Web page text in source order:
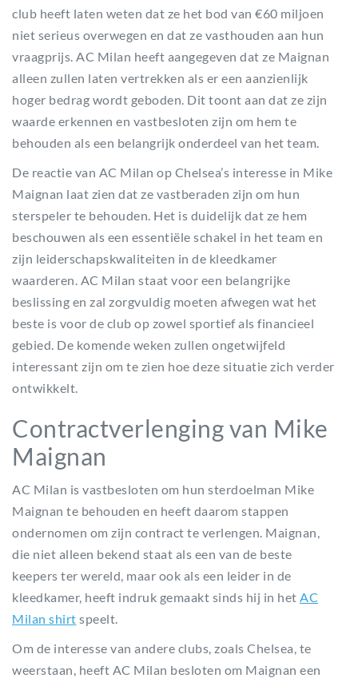
club heeft laten weten dat ze het bod van €60 miljoen
niet serieus overwegen en dat ze vasthouden aan hun
vraagprijs. AC Milan heeft aangegeven dat ze Maignan
alleen zullen laten vertrekken als er een aanzienlijk
hoger bedrag wordt geboden. Dit toont aan dat ze zijn
waarde erkennen en vastbesloten zijn om hem te
behouden als een belangrijk onderdeel van het team.
De reactie van AC Milan op Chelsea’s interesse in Mike
Maignan laat zien dat ze vastberaden zijn om hun
sterspeler te behouden. Het is duidelijk dat ze hem
beschouwen als een essentiële schakel in het team en
zijn leiderschapskwaliteiten in de kleedkamer
waarderen. AC Milan staat voor een belangrijke
beslissing en zal zorgvuldig moeten afwegen wat het
beste is voor de club op zowel sportief als financieel
gebied. De komende weken zullen ongetwijfeld
interessant zijn om te zien hoe deze situatie zich verder
ontwikkelt.
Contractverlenging van Mike
Maignan
AC Milan is vastbesloten om hun sterdoelman Mike
Maignan te behouden en heeft daarom stappen
ondernomen om zijn contract te verlengen. Maignan,
die niet alleen bekend staat als een van de beste
keepers ter wereld, maar ook als een leider in de
kleedkamer, heeft indruk gemaakt sinds hij in het AC
Milan shirt speelt.
Om de interesse van andere clubs, zoals Chelsea, te
weerstaan, heeft AC Milan besloten om Maignan een